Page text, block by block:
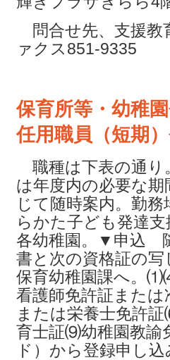
問合せ先、支援
ァクス851-9335
保育所等・幼稚
任用職員（短期
職種は下表の通り
は年度内の必要な
じて随時案内。勤
らかた子ども発達
各幼稚園。▼申込
書と次の資格証の
保育幼稚園課へ。
看護師免許証また
または栄養士免許
育士証⑼幼稚園教諭
ド）から登録申し